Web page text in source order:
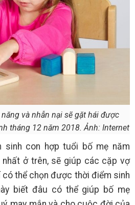
và nhẫn nại sẽ gặt hái được
tháng 12 năm 2018. Ảnh: Internet
sinh con hợp tuổi bố mẹ năm
ở trên, sẽ giúp các cặp vợ
thể chọn được thời điểm sinh
biết đâu có thể giúp bố mẹ